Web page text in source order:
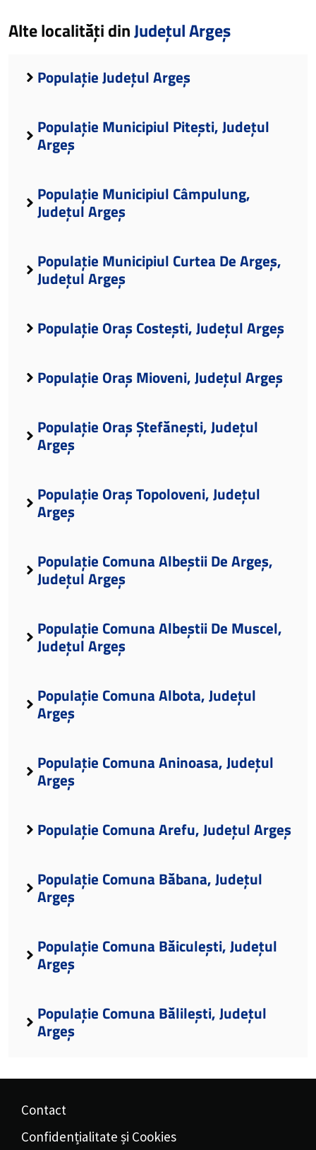
Alte localități dinJudețul Argeș
Populație Județul Argeș
Populație Municipiul Pitești, Județul
Argeș
Populație Municipiul Câmpulung,
Județul Argeș
Populație Municipiul Curtea De Argeș,
Județul Argeș
Populație Oraș Costești, Județul Argeș
Populație Oraș Mioveni, Județul Argeș
Populație Oraș Ștefănești, Județul
Argeș
Populație Oraș Topoloveni, Județul
Argeș
Populație Comuna Albeștii De Argeș,
Județul Argeș
Populație Comuna Albeștii De Muscel,
Județul Argeș
Populație Comuna Albota, Județul
Argeș
Populație Comuna Aninoasa, Județul
Argeș
Populație Comuna Arefu, Județul Argeș
Populație Comuna Băbana, Județul
Argeș
Populație Comuna Băiculești, Județul
Argeș
Populație Comuna Bălilești, Județul
Argeș
Contact
Confidențialitate și Cookies